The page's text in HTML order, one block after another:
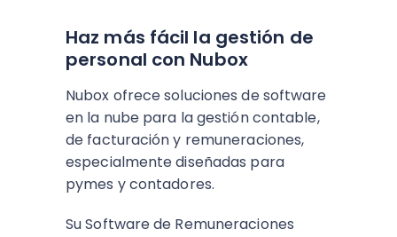
Haz más fácil la gestión de
personal con Nubox
Nubox ofrece soluciones de software
en la nube para la gestión contable,
de facturación y remuneraciones,
especialmente diseñadas para
pymes y contadores.
Su Software de Remuneraciones